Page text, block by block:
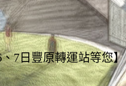
7日豐原轉運站等您】